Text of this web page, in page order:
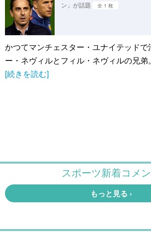
ン」が話題
全 1 枚
かつてマンチェスター・ユナイテッドで
ー・ネヴィルとフィル・ネヴィルの兄弟
[続きを読む]